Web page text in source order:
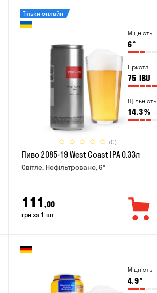
Міцність
6°
Гіркота
75 IBU
Щільність
14.3%
(0)
Тільки онлайн
Пиво 2085-19 West Coast IPA 0.33л
Світле, Нефільтроване, 6°
111 ,00
грн за 1 шт
Міцність
4.9°